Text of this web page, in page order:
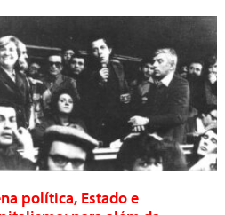
política, Estado e